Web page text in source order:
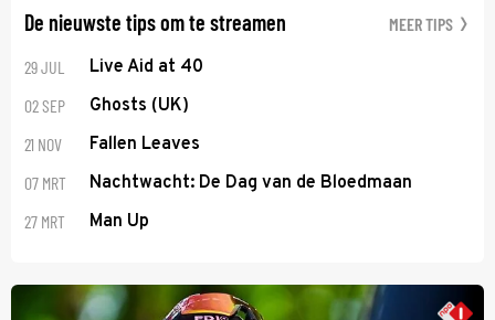
De nieuwste tips om te streamen MEER TIPS
29 JUL Live Aid at 40
02 SEP Ghosts (UK)
21 NOV Fallen Leaves
07 MRT Nachtwacht: De Dag van de Bloedmaan
27 MRT Man Up